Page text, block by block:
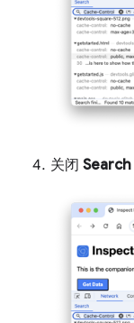
关闭 Search